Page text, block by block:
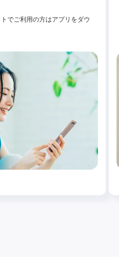
でご利用の方はアプリをダウ